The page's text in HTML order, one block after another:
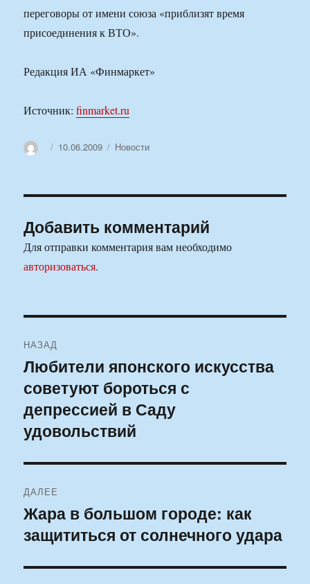
переговоры от имени союза «приблизят время
присоединения к ВТО».
Редакция ИА «Финмаркет»
Источник:finmarket.ru
АвторОпубликовано
10.06.2009 Рубрики
Новости
Добавить комментарий
Для отправки комментария вам необходимо
авторизоваться.
по
записям
НАЗАД
Предыдущая
запись:
Любители японского искусства
советуют бороться с
депрессией в Саду
удовольствий
ДАЛЕЕ
Следующая
запись:
Жара в большом городе: как
защититься от солнечного удара